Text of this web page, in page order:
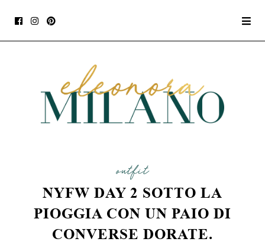
outfit
NYFW DAY 2 SOTTO LA
PIOGGIA CON UN PAIO DI
CONVERSE DORATE.